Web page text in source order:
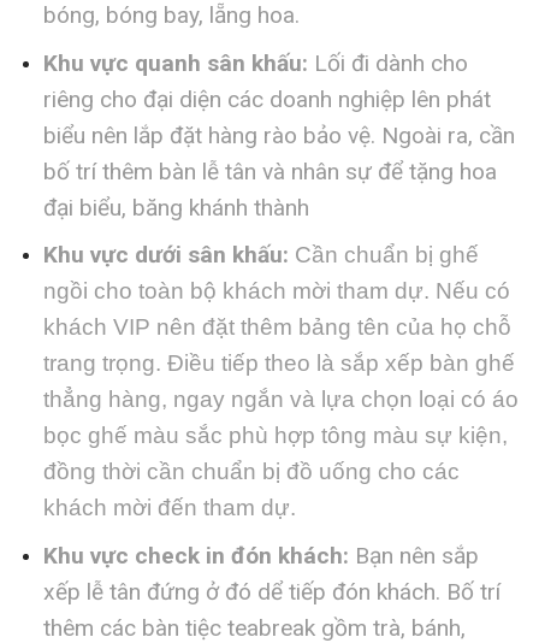
bóng, bóng bay, lẵng hoa.
Khu vực quanh sân khấu: Lối đi dành cho
riêng cho đại diện các doanh nghiệp lên phát
biểu nên lắp đặt hàng rào bảo vệ. Ngoài ra, cần
bố trí thêm bàn lễ tân và nhân sự để tặng hoa
đại biểu, băng khánh thành
Khu vực dưới sân khấu: Cần chuẩn bị ghế
ngồi cho toàn bộ khách mời tham dự. Nếu có
khách VIP nên đặt thêm bảng tên của họ chỗ
trang trọng. Điều tiếp theo là sắp xếp bàn ghế
thẳng hàng, ngay ngắn và lựa chọn loại có áo
bọc ghế màu sắc phù hợp tông màu sự kiện,
đồng thời cần chuẩn bị đồ uống cho các
khách mời đến tham dự.
Khu vực check in đón khách: Bạn nên sắp
xếp lễ tân đứng ở đó dể tiếp đón khách. Bố trí
thêm các bàn tiệc teabreak gồm trà, bánh,